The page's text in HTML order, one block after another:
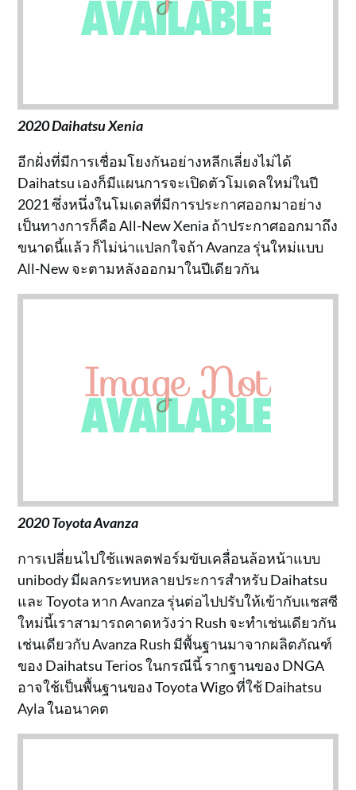
2020 Daihatsu Xenia
อีกฝั่งที่มีการเชื่อมโยงกันอย่างหลีกเลี่ยงไม่ได้
Daihatsu เองก็มีแผนการจะเปิดตัวโมเดลใหม่ในปี
2021 ซึ่งหนึ่งในโมเดลที่มีการประกาศออกมาอย่าง
เป็นทางการก็คือ All-New Xenia ถ้าประกาศออกมาถึง
ขนาดนี้แล้ว ก็ไม่น่าแปลกใจถ้า Avanza รุ่นใหม่แบบ
All-New จะตามหลังออกมาในปีเดียวกัน
2020 Toyota Avanza
การเปลี่ยนไปใช้แพลตฟอร์มขับเคลื่อนล้อหน้าแบบ
unibody มีผลกระทบหลายประการสำหรับ Daihatsu
และ Toyota หาก Avanza รุ่นต่อไปปรับให้เข้ากับแชสซี
ใหม่นี้เราสามารถคาดหวังว่า Rush จะทำเช่นเดียวกัน
เช่นเดียวกับ Avanza Rush มีพื้นฐานมาจากผลิตภัณฑ์
ของ Daihatsu Terios ในกรณีนี้ รากฐานของ DNGA
อาจใช้เป็นพื้นฐานของ Toyota Wigo ที่ใช้ Daihatsu
Ayla ในอนาคต